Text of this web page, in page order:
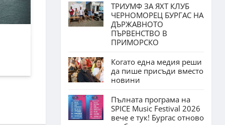
ТРИУМФ ЗА ЯХТ КЛУБ
ЧЕРНОМОРЕЦ БУРГАС НА
ДЪРЖАВНОТО
ПЪРВЕНСТВО В
ПРИМОРСКО
Когато една медия реши
да пише присъди вместо
новини
Пълната програма на
SPICE Music Festival 2026
вече е тук! Бургас отново